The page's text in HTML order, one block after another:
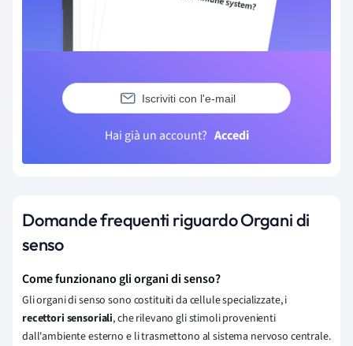
Iscriviti con l'e-mail
Hai già un account? Accedi
Domande frequenti riguardo Organi di
senso
Come funzionano gli organi di senso?
Gli organi di senso sono costituiti da cellule specializzate, i
recettori sensoriali, che rilevano gli stimoli provenienti
dall'ambiente esterno e li trasmettono al sistema nervoso centrale.